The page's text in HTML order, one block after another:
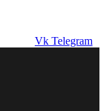
Vk Telegram